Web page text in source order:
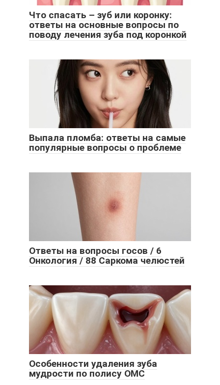
Что спасать – зуб или коронку:
ответы на основные вопросы по
поводу лечения зуба под коронкой
Выпала пломба: ответы на самые
популярные вопросы о проблеме
Ответы на вопросы госов / 6
Онкология / 88 Саркома челюстей
Особенности удаления зуба
мудрости по полису ОМС